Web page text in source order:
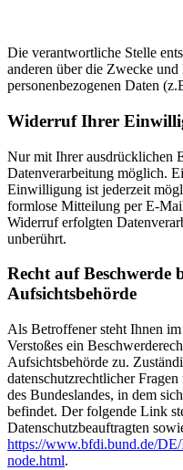
Die verantwortliche Stelle
anderen über die Zwecke
personenbezogenen Daten
Widerruf Ihrer
Nur mit Ihrer ausdrücklichen
Datenverarbeitung möglich.
Einwilligung ist jederzeit
formlose Mitteilung per E-
Widerruf erfolgten
unberührt.
Recht auf Beschwerde
Aufsichtsbehörde
Als Betroffener steht Ihnen
Verstoßes ein
Aufsichtsbehörde zu.
datenschutzrechtlicher
des Bundeslandes, in dem
befindet. Der folgende Link
Datenschutzbeauftragten
https://www.bfdi.bund.de/
node.html.